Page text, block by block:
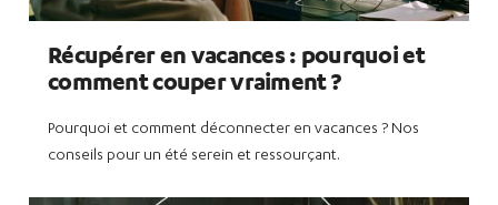
Récupérer en vacances : pourquoi et
comment couper vraiment ?
Pourquoi et comment déconnecter en vacances ? Nos
conseils pour un été serein et ressourçant.